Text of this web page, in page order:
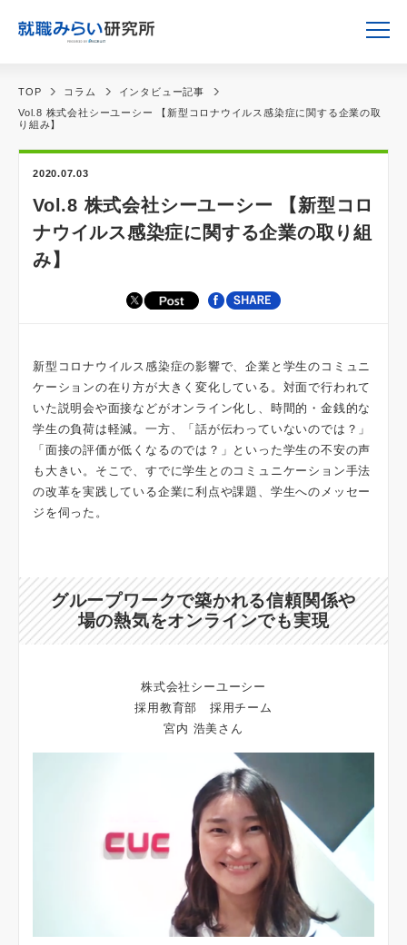
TOP コラム
インタビュー記事
Vol.8 株式会社シーユーシー 【新型コロナウイルス感染症に関する企業の取
り組み】
2020.07.03
Vol.8 株式会社シーユーシー 【新型コロ
ナウイルス感染症に関する企業の取り組
み】
新型コロナウイルス感染症の影響で、企業と学生のコミュニ
ケーションの在り方が大きく変化している。対面で行われて
いた説明会や面接などがオンライン化し、時間的・金銭的な
学生の負荷は軽減。一方、「話が伝わっていないのでは？」
「面接の評価が低くなるのでは？」といった学生の不安の声
も大きい。そこで、すでに学生とのコミュニケーション手法
の改革を実践している企業に利点や課題、学生へのメッセー
ジを伺った。
グループワークで築かれる信頼関係や
場の熱気をオンラインでも実現
株式会社シーユーシー
採用教育部 採用チーム
宮内 浩美さん